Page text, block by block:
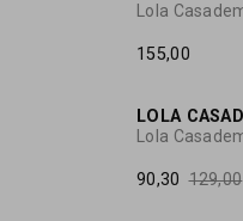
155,00
LOLA
Lola
90,30 129,00